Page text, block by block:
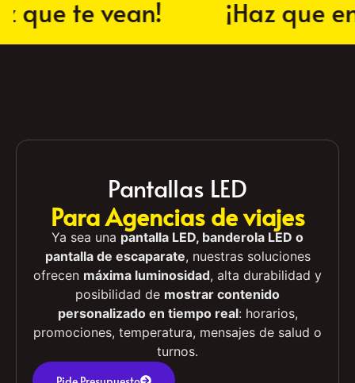
te vean! ¡Haz que
Pantallas LED
Para Agencias de viajes
Ya sea unapantalla LED, banderola LED o
pantalla de escaparate, nuestras soluciones
ofrecenmáxima luminosidad, alta durabilidad y
posibilidad demostrar contenido
personalizado en tiempo real
promociones, temperatura, mensajes de salud o